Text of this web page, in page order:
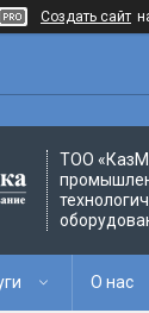
Создать сайт
ТОО
О нас